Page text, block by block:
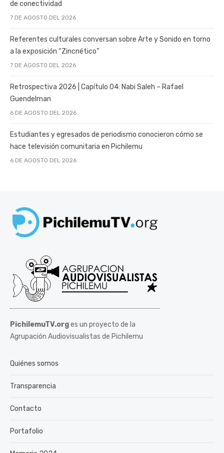
de conectividad
7 DE AGOSTO DEL 2026
Referentes culturales conversan sobre Arte y Sonido en torno
a la exposición “Zincnético”
7 DE AGOSTO DEL 2026
Retrospectiva 2026 | Capítulo 04: Nabi Saleh – Rafael
Guendelman
6 DE AGOSTO DEL 2026
Estudiantes y egresados de periodismo conocieron cómo se
hace televisión comunitaria en Pichilemu
6 DE AGOSTO DEL 2026
PichilemuTV.orges un proyecto de la
Agrupación Audiovisualistas de Pichilemu
Quiénes somos
Transparencia
Contacto
Portafolio